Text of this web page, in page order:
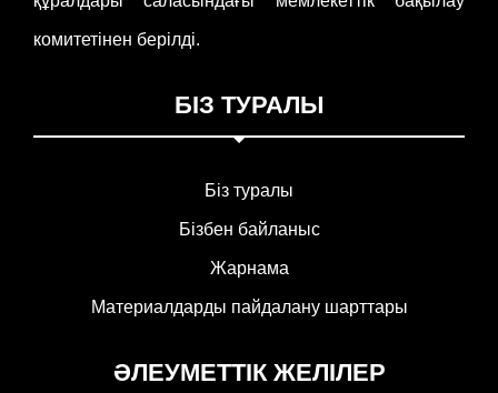
комитетінен берілді.
БІЗ ТУРАЛЫ
Біз туралы
Бізбен байланыс
Жарнама
Материалдарды пайдалану шарттары
ӘЛЕУМЕТТІК ЖЕЛІЛЕР